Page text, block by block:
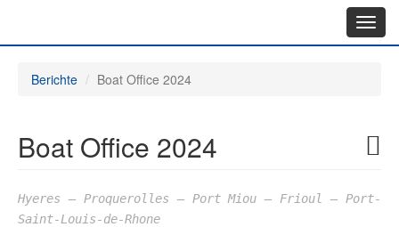
Berichte
Boat Office 2024
Boat Office 2024
Hyeres – Proquerolles – Port Miou – Frioul – Port-
Saint-Louis-de-Rhone